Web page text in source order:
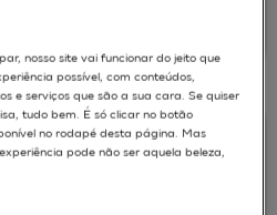
EpiSkinTM and
methods for
using OECD
nosso site vai funcionar do jeito que
possível, com conteúdos,
e serviços que são a sua cara. Se quiser
tudo bem. É só clicar no botão
no rodapé desta página. Mas
pode não ser aquela beleza,